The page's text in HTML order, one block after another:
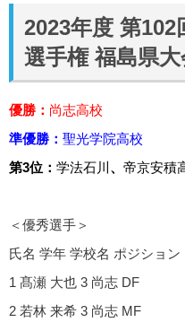
2023年度 第
選手権 福島県大
優勝： 尚志高校
準優勝： 聖光学院高校
第3位： 学法石川 、 帝京安積
＜優秀選手＞
氏名 学年 学校名 ポジション
1 髙瀬 大也 3 尚志 DF
2 若林 来希 3 尚志 MF